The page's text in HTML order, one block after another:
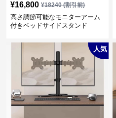
¥16,800 ¥18240(割引前)
高さ調節可能なモニターアーム
付きベッドサイドスタンド
人気